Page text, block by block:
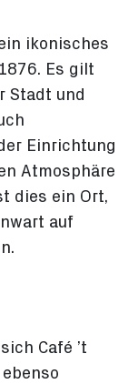
ikonisches
Es gilt
Stadt und
Einrichtung
Atmosphäre
dies ein Ort,
auf
Café ’t